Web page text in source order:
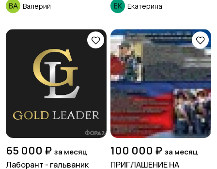
Валерий Екатерина
65 000 ₽ за месяц
Лаборант - гальваник
100 000 ₽ за месяц
ПРИГЛАШЕНИЕ НА